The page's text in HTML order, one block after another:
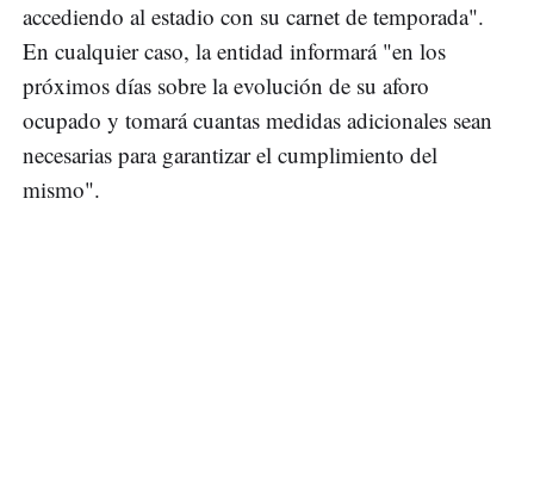
accediendo al estadio con su carnet de temporada".
En cualquier caso, la entidad informará "en los
próximos días sobre la evolución de su aforo
ocupado y tomará cuantas medidas adicionales sean
necesarias para garantizar el cumplimiento del
mismo".